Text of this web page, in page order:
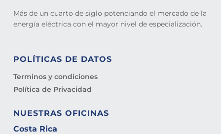
Más de un cuarto de siglo potenciando el mercado de la
energía eléctrica con el mayor nivel de especialización.
POLÍTICAS DE DATOS
Terminos y condiciones
Política de Privacidad
NUESTRAS OFICINAS
Costa Rica